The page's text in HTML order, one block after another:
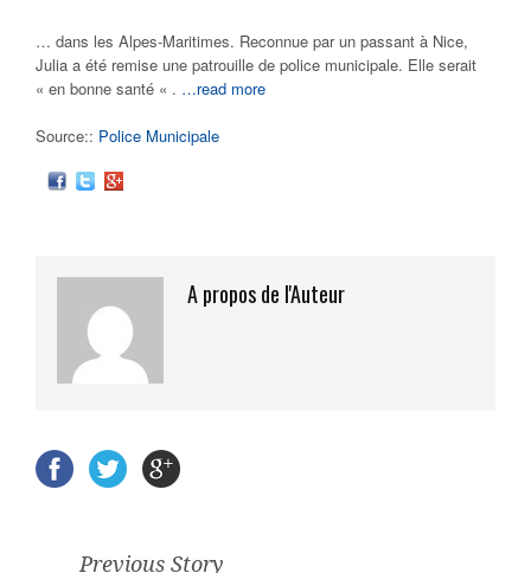
… dans les Alpes-Maritimes. Reconnue par un passant à Nice,
Julia a été remise une patrouille de police municipale. Elle serait
« en bonne santé « . …read more
Source:: Police Municipale
A propos de l'Auteur
Previous Story